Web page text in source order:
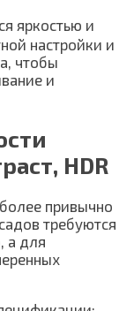
яркостью и
настройки и
чтобы
и
HDR
привычно
требуются
а для